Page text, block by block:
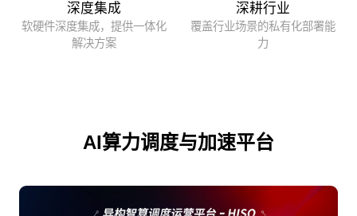
深度集成
软硬件深度集成，提供一体化
解决方案
深耕行业
覆盖行业场景的私有化部署能
力
AI算力调度与加速平台